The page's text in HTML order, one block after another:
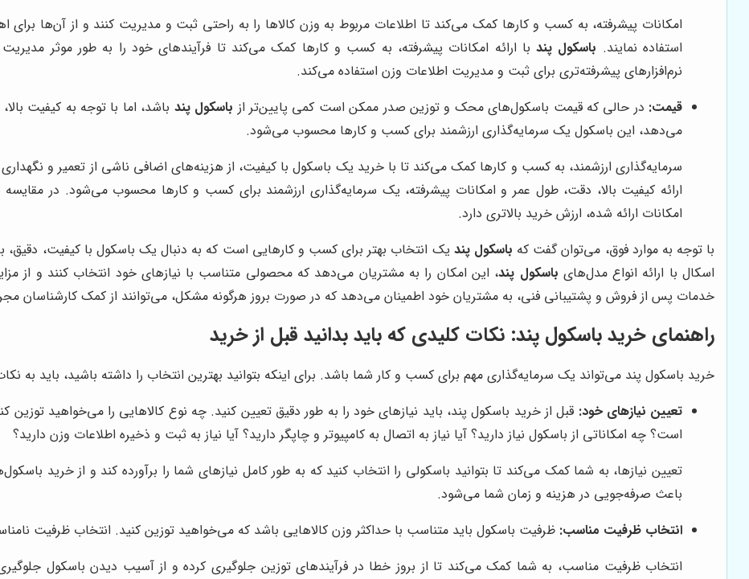
امکانات پیشرفته، به کسب و کارها کمک می‌کند تا اطلاعات مربوط به وزن کالاها را به راحتی ثبت و مدیریت کنند و از آن‌ها برای
استفاده نمایند. باسکول پندبا ارائه امکانات پیشرفته، به کسب و کارها کمک می‌کند تا فرآیندهای خود را به طور موثر
نرم‌افزارهای پیشرفته‌تری برای ثبت و مدیریت اطلاعات وزن استفاده می‌کند.
قیمت: در حالی که قیمت باسکول‌های محک و توزین صدر ممکن است کمی پایین‌تر از باسکول پند باشد، اما با توجه به کیفیت
می‌دهد، این باسکول یک سرمایه‌گذاری ارزشمند برای کسب و کارها محسوب می‌شود.
سرمایه‌گذاری ارزشمند، به کسب و کارها کمک می‌کند تا با خرید یک باسکول با کیفیت، از هزینه‌های اضافی ناشی از تعمیر و
ارائه کیفیت بالا، دقت، طول عمر و امکانات پیشرفته، یک سرمایه‌گذاری ارزشمند برای کسب و کارها محسوب می‌شود. در
امکانات ارائه شده، ارزش خرید بالاتری دارد.
با توجه به موارد فوق، می‌توان گفت که باسکول پند یک انتخاب بهتر برای کسب و کارهایی است که به دنبال یک باسکول با کیفیت، دقیق،
اسکال با ارائه انواع مدل‌های باسکول پند، این امکان را به مشتریان می‌دهد که محصولی متناسب با نیازهای خود انتخاب کنند و از
خدمات پس از فروش و پشتیبانی فنی، به مشتریان خود اطمینان می‌دهد که در صورت بروز هرگونه مشکل، می‌توانند از کمک کارشناسان
راهنمای خرید باسکول پند: نکات کلیدی که باید بدانید قبل از خرید
خرید باسکول پند می‌تواند یک سرمایه‌گذاری مهم برای کسب و کار شما باشد. برای اینکه بتوانید بهترین انتخاب را داشته باشید، باید به
تعیین نیازهای خود: قبل از خرید باسکول پند، باید نیازهای خود را به طور دقیق تعیین کنید. چه نوع کالاهایی را می‌خواهید
است؟ چه امکاناتی از باسکول نیاز دارید؟ آیا نیاز به اتصال به کامپیوتر و چاپگر دارید؟ آیا نیاز به ثبت و ذخیره اطلاعات وزن دارید؟
تعیین نیازها، به شما کمک می‌کند تا بتوانید باسکولی را انتخاب کنید که به طور کامل نیازهای شما را برآورده کند و از خرید
باعث صرفه‌جویی در هزینه و زمان شما می‌شود.
انتخاب ظرفیت مناسب: ظرفیت باسکول باید متناسب با حداکثر وزن کالاهایی باشد که می‌خواهید توزین کنید. انتخاب ظرفیت
انتخاب ظرفیت مناسب، به شما کمک می‌کند تا از بروز خطا در فرآیندهای توزین جلوگیری کرده و از آسیب دیدن باسکول جلوگیری